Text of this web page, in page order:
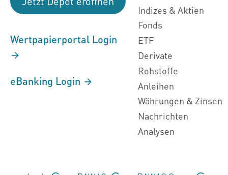
Wertpapierportal Login
eBanking Login
Indizes & Aktien
Fonds
ETF
Derivate
Rohstoffe
Anleihen
Währungen & Zinsen
Nachrichten
Analysen